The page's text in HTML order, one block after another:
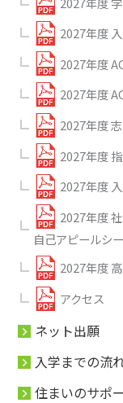
2027年度
2027年度
2027年度
2027年度
2027年度
2027年度
2027年度
自己アピールシ
2027年度
アクセス
ネット出願
入学までの流
住まいのサポ